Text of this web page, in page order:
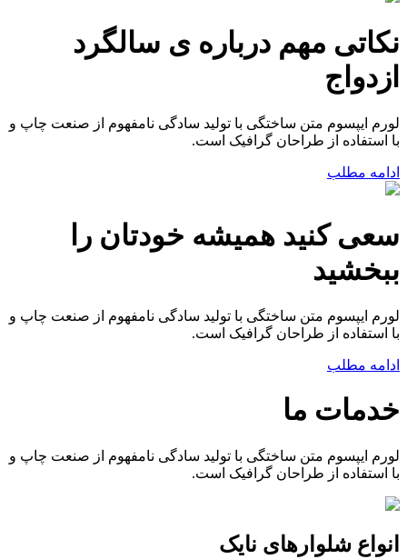
نکاتی مهم درباره ی سالگرد
ازدواج
لورم ایپسوم متن ساختگی با تولید سادگی نامفهوم از صنعت چاپ و
با استفاده از طراحان گرافیک است.
ادامه مطلب
سعی کنید همیشه خودتان را
ببخشید
لورم ایپسوم متن ساختگی با تولید سادگی نامفهوم از صنعت چاپ و
با استفاده از طراحان گرافیک است.
ادامه مطلب
خدمات ما
لورم ایپسوم متن ساختگی با تولید سادگی نامفهوم از صنعت چاپ و
با استفاده از طراحان گرافیک است.
انواع شلوارهای نایک